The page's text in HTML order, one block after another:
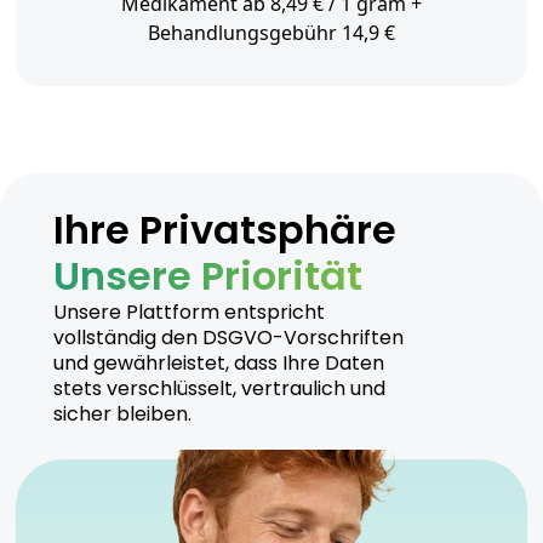
Behandlungsgebühr 14,9 €
Ihre Privatsphäre
Unsere Priorität
Unsere Plattform entspricht
vollständig den DSGVO-Vorschriften
und gewährleistet, dass Ihre Daten
stets verschlüsselt, vertraulich und
sicher bleiben.